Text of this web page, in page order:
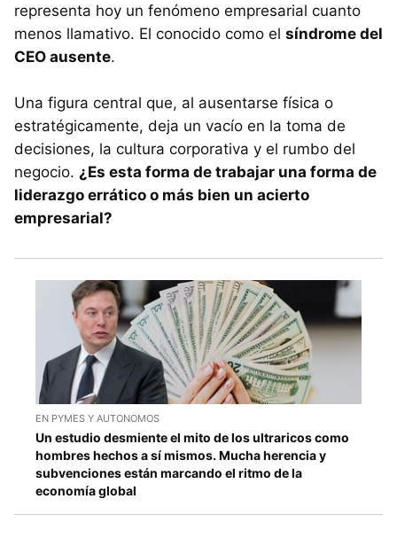
representa hoy un fenómeno empresarial cuanto
menos llamativo. El conocido como el síndrome del
CEO ausente.
Una figura central que, al ausentarse física o
estratégicamente, deja un vacío en la toma de
decisiones, la cultura corporativa y el rumbo del
negocio. ¿Es esta forma de trabajar una forma de
liderazgo errático o más bien un acierto
empresarial?
EN PYMES Y AUTONOMOS
Un estudio desmiente el mito de los ultraricos como
hombres hechos a sí mismos. Mucha herencia y
subvenciones están marcando el ritmo de la
economía global